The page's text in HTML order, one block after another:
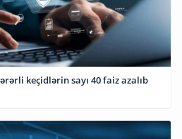
keçidlərin sayı 40 faiz azalıb